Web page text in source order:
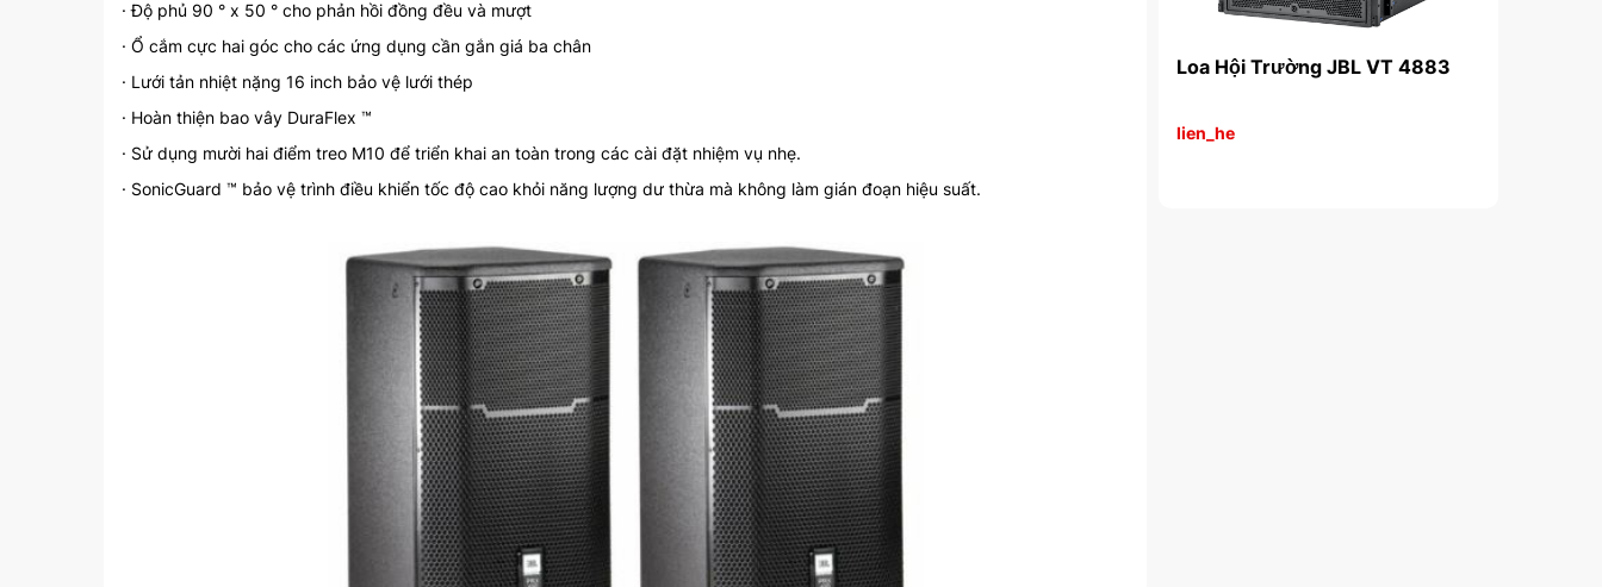
· Độ phủ 90 ° x 50 ° cho phản hồi đồng đều và mượt
· Ổ cắm cực hai góc cho các ứng dụng cần gắn giá ba chân
· Lưới tản nhiệt nặng 16 inch bảo vệ lưới thép
· Hoàn thiện bao vây DuraFlex ™
· Sử dụng mười hai điểm treo M10 để triển khai an toàn trong các cài đặt nhiệm vụ nhẹ.
· SonicGuard ™ bảo vệ trình điều khiển tốc độ cao khỏi năng lượng dư thừa mà không làm gián đoạn hiệu suất.
lien_he
Loa Hội Trường JBL VT 4883
lien_he